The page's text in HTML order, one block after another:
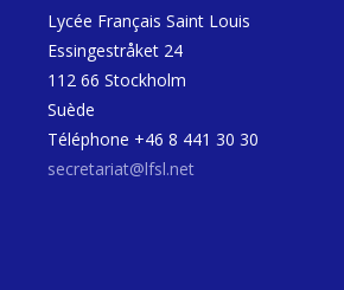
Lycée Français Saint Louis
Essingestråket 24
112 66 Stockholm
Suède
Téléphone +46 8 441 30 30
secretariat@lfsl.net